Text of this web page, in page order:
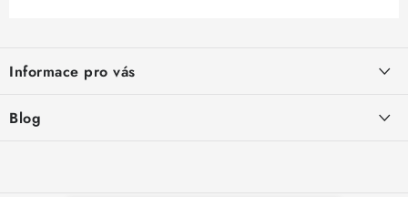
p
a
Informace pro vás
Otevírací doba výdejny
Blog